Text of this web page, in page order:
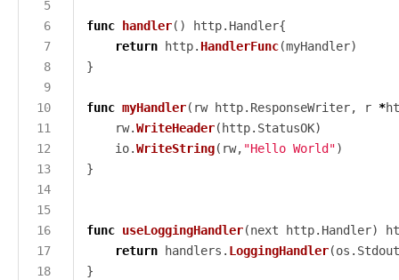
5
6
7
8
9
10
13
14
15
16
17
18
func handler
return http. HandlerFunc
func myHandler(rw http.ResponseWriter, r *
	rw.
WriteHeader
	io.
WriteString(rw, "Hello World"
func useLoggingHandler
return handlers. LoggingHandler